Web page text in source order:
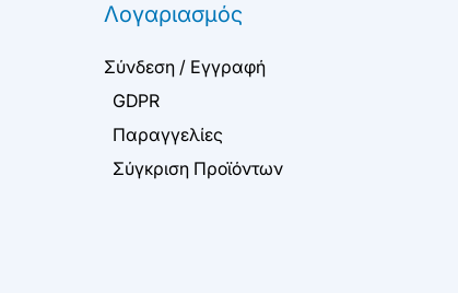
Λογαριασμός
Σύνδεση / Εγγραφή
GDPR
Παραγγελίες
Σύγκριση Προϊόντων